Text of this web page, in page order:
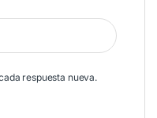
respuesta nueva.